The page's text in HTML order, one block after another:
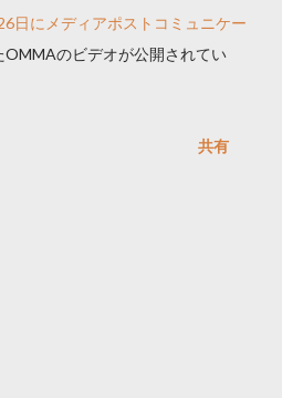
日にメディアポストコミュニケー
OMMAのビデオが公開されてい
共有